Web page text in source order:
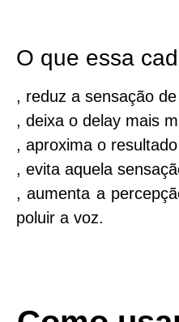
O que essa
, reduz a sensação
, deixa o delay mais
, aproxima o
, evita aquela
, aumenta a
poluir a voz.